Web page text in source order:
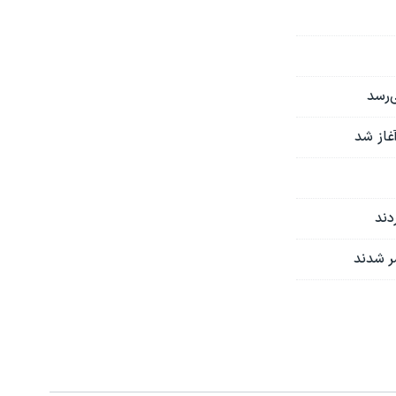
شد
شدند